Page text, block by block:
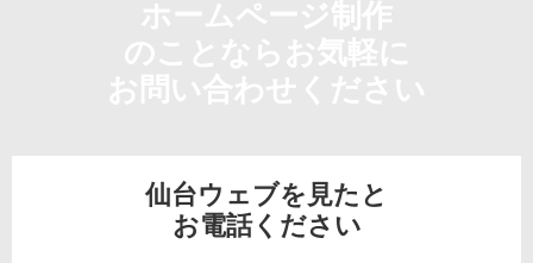
仙台ウェブを見たと
お電話ください